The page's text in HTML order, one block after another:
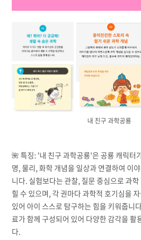
내 친구 과학공룡
🌺특징: '내 친구 과학공룡'은 공룡 캐릭터
명, 물리, 화학 개념을 일상과 연결하여 이
니다. 실험보다는 관찰, 질문 중심으로 과
힐 수 있으며, 각 권마다 과학적 호기심을
있어 아이 스스로 탐구하는 힘을 키워줍니
료가 함께 구성되어 있어 다양한 감각을 활
다.